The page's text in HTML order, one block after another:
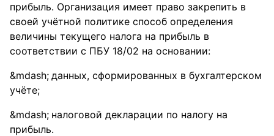
прибыль. Организация имеет право закрепить в
своей учётной политике способ определения
величины текущего налога на прибыль в
соответствии с ПБУ 18/02 на основании:
данных, сформированных в бухгалтерском
учёте;
налоговой декларации по налогу на
прибыль.